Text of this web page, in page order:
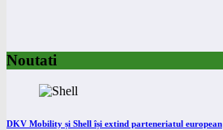
Noutati
DKV Mobility și Shell își extind parteneriatul european